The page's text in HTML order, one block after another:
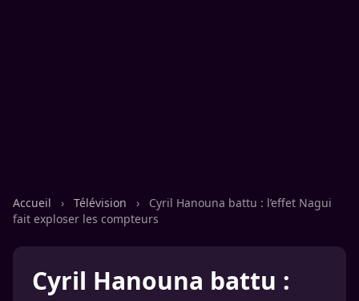
Accueil › Télévision ›
Cyril Hanouna battu : l’effet Nagui
fait exploser les compteurs
Cyril Hanouna battu :